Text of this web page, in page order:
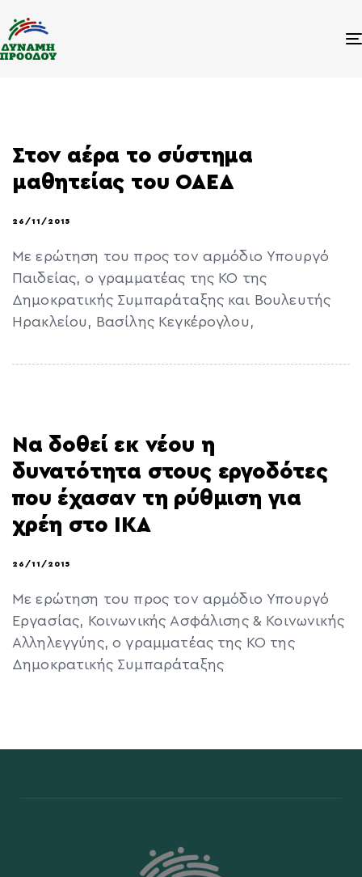
Στον αέρα το σύστημα
μαθητείας του ΟΑΕΔ
26/11/2015
Με ερώτηση του προς τον αρμόδιο Υπουργό
Παιδείας, ο γραμματέας της ΚΟ της
Δημοκρατικής Συμπαράταξης και Βουλευτής
Ηρακλείου, Βασίλης Κεγκέρογλου,
Να δοθεί εκ νέου η
δυνατότητα στους εργοδότες
που έχασαν τη ρύθμιση για
χρέη στο ΙΚΑ
26/11/2015
Με ερώτηση του προς τον αρμόδιο Υπουργό
Εργασίας, Κοινωνικής Ασφάλισης & Κοινωνικής
Αλληλεγγύης, ο γραμματέας της ΚΟ της
Δημοκρατικής Συμπαράταξης